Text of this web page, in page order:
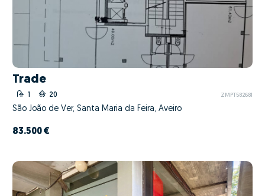
Trade
1 20 ZMPT582681
São João de Ver, Santa Maria da Feira, Aveiro
83.500 €